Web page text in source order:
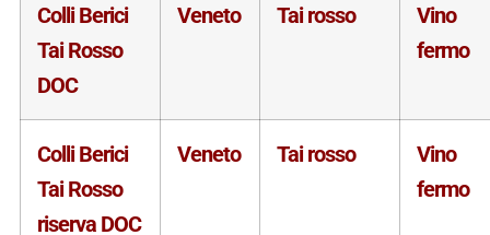
Colli Berici
Tai Rosso
DOC
Veneto Tai rosso
Vino
fermo
Colli Berici
Tai Rosso
riserva DOC
Veneto Tai rosso
Vino
fermo